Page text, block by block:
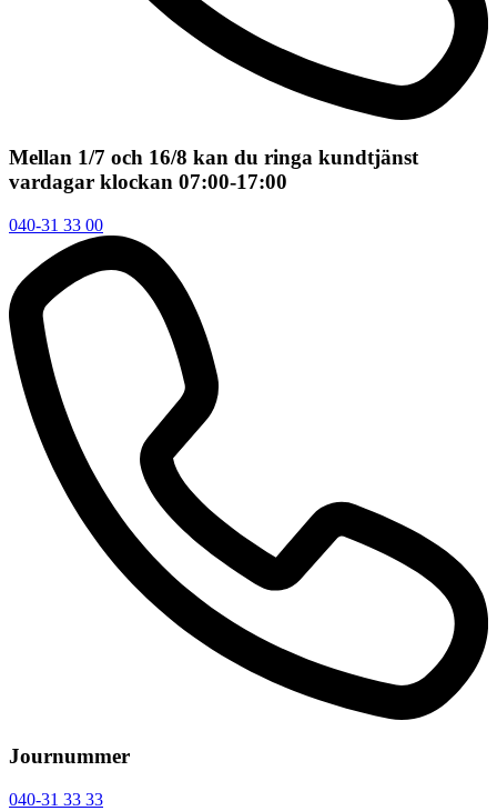
Mellan 1/7 och 16/8 kan du ringa kundtjänst
vardagar klockan 07:00-17:00
040-31 33 00
Journummer
040-31 33 33